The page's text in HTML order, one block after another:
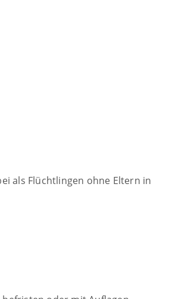
als Flüchtlingen ohne Eltern in